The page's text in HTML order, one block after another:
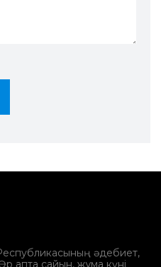
Республикасының әдебиет,
апта сайын, жұма күні